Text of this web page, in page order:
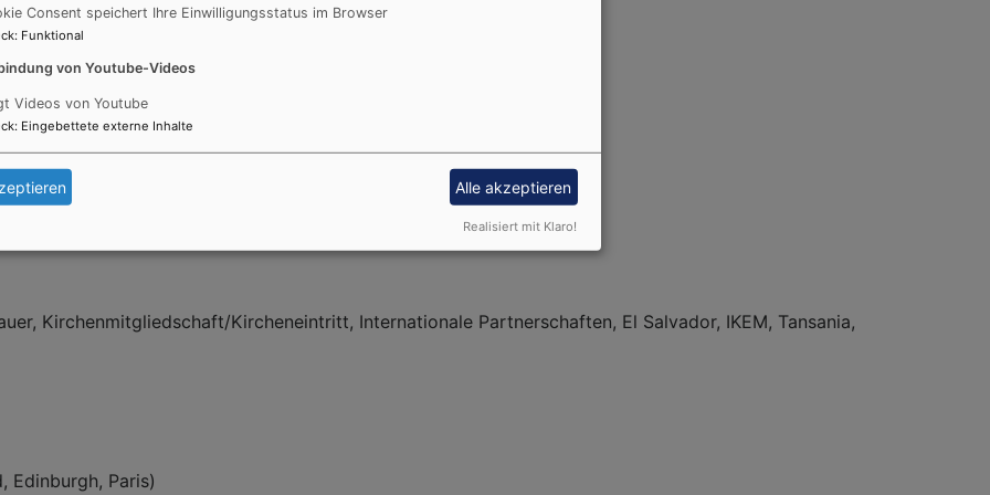
Dienste)
Mitarbeitervertretung)
Bereich 2)
Bewahrung der Schöpfung)
Kirchenmitgliedschaft/Kircheneintritt, Internationale Partnerschaften, El Salvador, IKEM, Tansania,
Edinburgh, Paris)
Consent speichert Ihre Einwilligungsstatus im Browser
: Funktional
von Youtube-Videos
Videos von Youtube
: Eingebettete externe Inhalte
Alle akzeptieren
Realisiert mit Klaro!